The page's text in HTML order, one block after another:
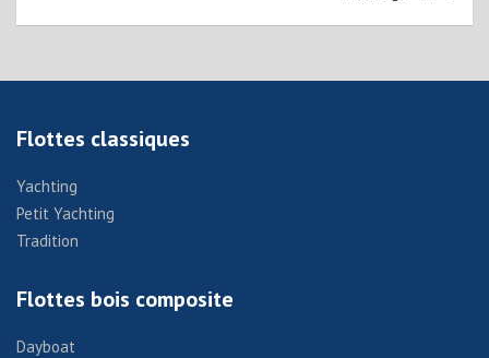
Flottes classiques
Yachting
Petit Yachting
Tradition
Flottes bois composite
Dayboat